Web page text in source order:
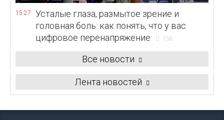
15:27
Усталые глаза, размытое зрение и
головная боль: как понять, что у вас
цифровое перенапряжение
156
Все новости
Лента новостей